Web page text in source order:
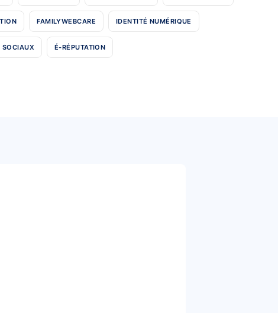
FAMILYWEBCARE IDENTITÉ NUMÉRIQUE
SOCIAUX É-RÉPUTATION